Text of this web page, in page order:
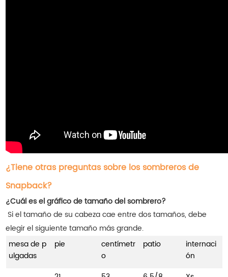
¿Tiene otras preguntas sobre los sombreros de
Snapback?
¿Cuál es el gráfico de tamaño del sombrero?
Si el tamaño de su cabeza cae entre dos tamaños, debe
elegir el siguiente tamaño más grande.
mesa de p
ulgadas
pie
centímetr
o
patio
internaci
ón